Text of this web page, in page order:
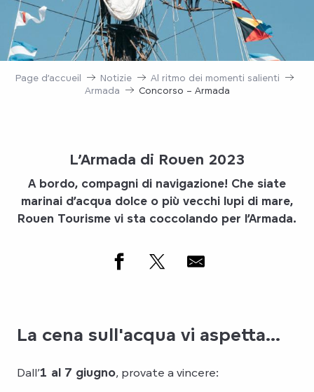
Page d’accueil Notizie
Al ritmo dei momenti salienti
Armada
Concorso – Armada
L’Armada di Rouen 2023
A bordo, compagni di navigazione! Che siate
marinai d’acqua dolce o più vecchi lupi di mare,
Rouen Tourisme vi sta coccolando per l’Armada.
La cena sull'acqua vi aspetta...
Dall’1 al 7 giugno, provate a vincere: